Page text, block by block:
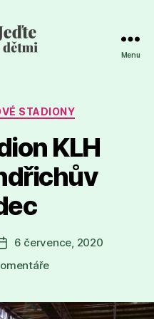
Menu
STADIONY
KLH
Datum
příspěvku
6 července, 2020
u
názvem